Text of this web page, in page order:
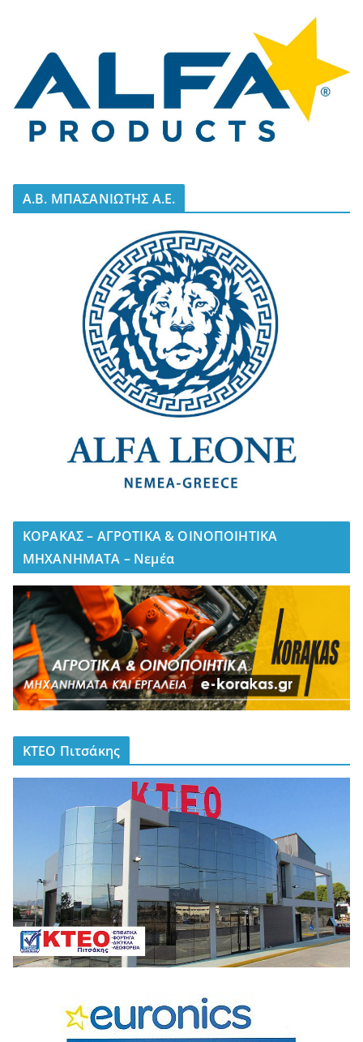
A.B. ΜΠΑΣΑΝΙΩΤΗΣ Α.Ε.
ΚΟΡΑΚΑΣ – ΑΓΡΟΤΙΚΑ & ΟΙΝΟΠΟΙΗΤΙΚΑ
ΜΗΧΑΝΗΜΑΤΑ – Νεμέα
ΚΤΕΟ Πιτσάκης